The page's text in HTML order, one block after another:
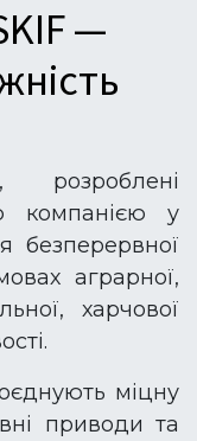
—
компанією у
безперервної
аграрної,
харчової
міцну
приводи та